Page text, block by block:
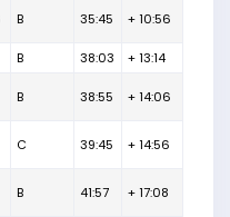
B 35:45 + 10:56
B 38:03 + 13:14
B 38:55 + 14:06
C 39:45 + 14:56
B 41:57 + 17:08